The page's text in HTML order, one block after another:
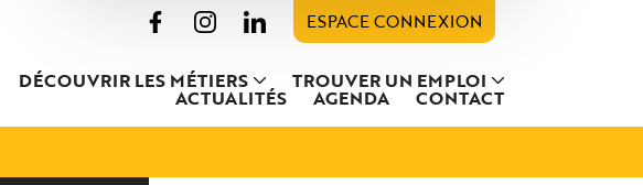
ESPACE CONNEXION
DÉCOUVRIR LES MÉTIERS TROUVER UN EMPLOI
ACTUALITÉS AGENDA CONTACT